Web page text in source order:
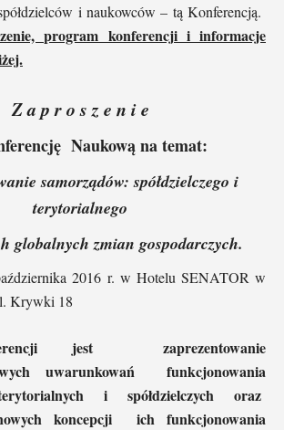
i naukowców – tą Konferencją.
program konferencji i informacje
Z a p r o s z e n i e
Naukową na temat:
samorządów: spółdzielczego i
terytorialnego
globalnych zmian gospodarczych.
2016 r. w Hotelu SENATOR w
Krywki 18
jest zaprezentowanie
uwarunkowań funkcjonowania
i spółdzielczych oraz
koncepcji ich funkcjonowania